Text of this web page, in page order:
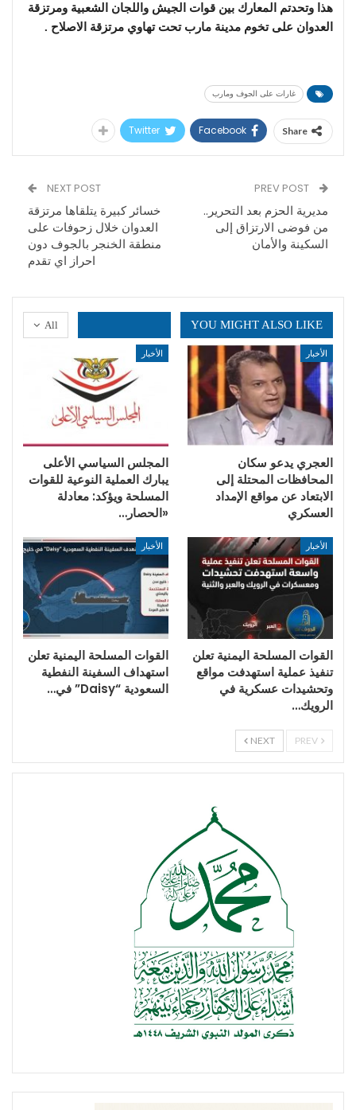
هذا وتحدتم المعارك بين قوات الجيش واللجان الشعبية ومرتزقة
العدوان على تخوم مدينة مارب تحت تهاوي مرتزقة الاصلاح .
غارات على الجوف ومارب
Share
Facebook
Twitter
مديرية الحزم بعد التحرير..
من فوضى الارتزاق إلى
السكينة والأمان
NEXT POST
خسائر كبيرة يتلقاها مرتزقة
العدوان خلال زحوفات على
منطقة الخنجر بالجوف دون
احراز اي تقدم
All YOU MIGHT ALSO LIKE
الأخبار
العجري يدعو سكان
المحافظات المحتلة إلى
الابتعاد عن مواقع الإمداد
العسكري
الأخبار
المجلس السياسي الأعلى
يبارك العملية النوعية للقوات
المسلحة ويؤكد: معادلة
«الحصار…
الأخبار
القوات المسلحة اليمنية تعلن
تنفيذ عملية استهدفت مواقع
وتحشيدات عسكرية في
الرويك…
الأخبار
القوات المسلحة اليمنية تعلن
استهداف السفينة النفطية
السعودية “Daisy” في…
NEXT